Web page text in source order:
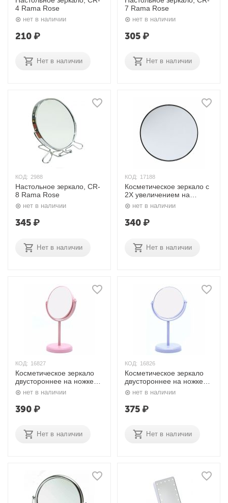
4 Rama Rose
нет в наличии
210₽
Нет в наличии
7 Rama Rose
нет в наличии
305₽
Нет в наличии
КОД: 2988
Настольное зеркало, CR-
8 Rama Rose
нет в наличии
345₽
Нет в наличии
КОД: 17188
Косметическое зеркало с
2X увеличением на
присосках, круглое,
черное 471 Rama Rose
нет в наличии
340₽
Нет в наличии
КОД: 16827
Косметическое зеркало
двустороннее на ножке
R-21 Rama Rose
нет в наличии
390₽
Нет в наличии
КОД: 16826
Косметическое зеркало
двустороннее на ножке
R-15 Rama Rose
нет в наличии
375₽
Нет в наличии